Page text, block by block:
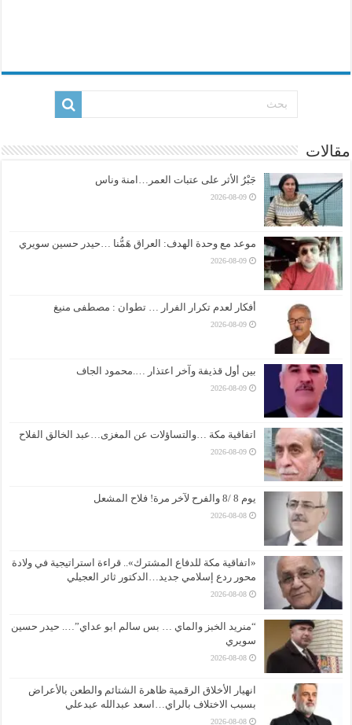
مقالات
جَبْرُ الأثر على عتبات العمر…امنة وناس
2026-08-09
موعد مع وحدة الهدف: العراق هَمُّنا …حيدر حسين سويري
2026-08-09
أفكار لعدم تكرار الفرار … تطوان : مصطفى منيغ
2026-08-09
بين أول قذيفة وآخر اعتذار ….محمود الجاف
2026-08-09
اتفاقية مكة …والتساؤلات عن المغزى…عبد الخالق الفلاح
2026-08-09
يوم 8 /8 والفرح لآخر مرة! فلاح المشعل
2026-08-08
«اتفاقية مكة للدفاع المشترك».. قراءة استراتيجية في ولادة
محور ردع إسلامي جديد…الدكتور ثائر العجيلي
2026-08-08
“منريد الخبز والماي … بس سالم ابو عداي”…. حيدر حسين
سويري
2026-08-08
انهيار الأخلاق الرقمية ظاهرة الشتائم والطعن بالأعراض
بسبب الاختلاف بالراي…اسعد عبدالله عبدعلي
2026-08-08